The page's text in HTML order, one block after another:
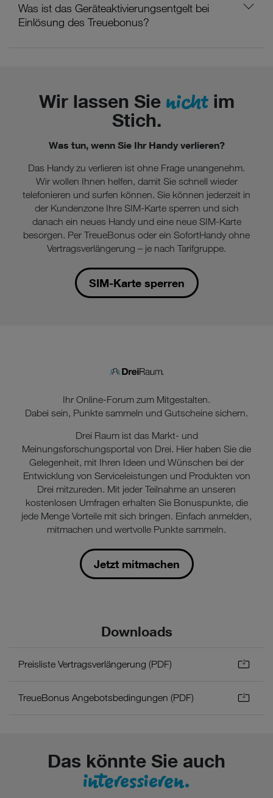
Was ist das Geräteaktivierungsentgelt bei
Einlösung des Treuebonus?
Wir lassen Sie nichtim
Stich.
Was tun, wenn Sie Ihr Handy verlieren?
Das Handy zu verlieren ist ohne Frage unangenehm.
Wir wollen Ihnen helfen, damit Sie schnell wieder
telefonieren und surfen können. Sie können jederzeit in
der Kundenzone Ihre SIM-Karte sperren und sich
danach ein neues Handy und eine neue SIM-Karte
besorgen. Per TreueBonus oder ein SofortHandy ohne
Vertragsverlängerung – je nach Tarifgruppe.
SIM-Karte sperren
Ihr Online-Forum zum Mitgestalten.
Dabei sein, Punkte sammeln und Gutscheine sichern.
Drei Raum ist das Markt- und
Meinungsforschungsportal von Drei. Hier haben Sie die
Gelegenheit, mit Ihren Ideen und Wünschen bei der
Entwicklung von Serviceleistungen und Produkten von
Drei mitzureden. Mit jeder Teilnahme an unseren
kostenlosen Umfragen erhalten Sie Bonuspunkte, die
jede Menge Vorteile mit sich bringen. Einfach anmelden,
mitmachen und wertvolle Punkte sammeln.
Jetzt mitmachen
Downloads
Preisliste Vertragsverlängerung (PDF)
TreueBonus Angebotsbedingungen (PDF)
Das könnte Sie auch
interessieren.